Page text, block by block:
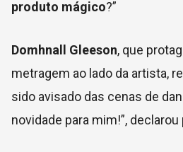
produto mágico?”
Domhnall Gleeson, que
metragem ao lado da artista,
sido avisado das cenas de
novidade para mim!”, declarou